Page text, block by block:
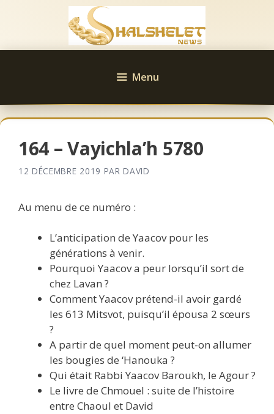
Menu
164 – Vayichla’h 5780
12 DÉCEMBRE 2019 PAR DAVID
Au menu de ce numéro :
L’anticipation de Yaacov pour les
générations à venir.
Pourquoi Yaacov a peur lorsqu’il sort de
chez Lavan ?
Comment Yaacov prétend-il avoir gardé
les 613 Mitsvot, puisqu’il épousa 2 sœurs
?
A partir de quel moment peut-on allumer
les bougies de ‘Hanouka ?
Qui était Rabbi Yaacov Baroukh, le Agour ?
Le livre de Chmouel : suite de l’histoire
entre Chaoul et David